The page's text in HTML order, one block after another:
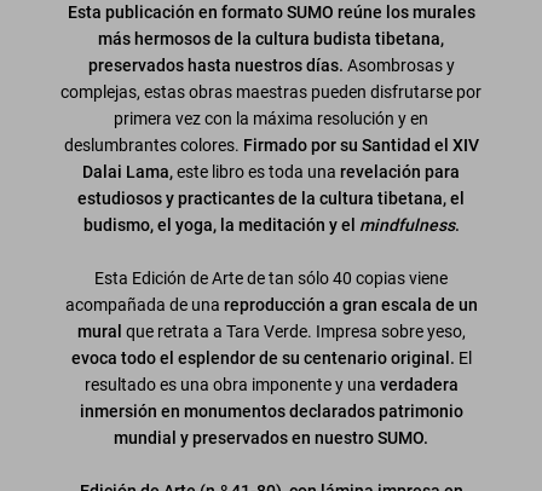
Esta publicación en formato SUMO reúne los murales
más hermosos de la cultura budista tibetana,
preservados hasta nuestros días. Asombrosas y
complejas, estas obras maestras pueden disfrutarse por
primera vez con la máxima resolución y en
deslumbrantes colores. Firmado por su Santidad el XIV
Dalai Lama,este libro es toda una revelación para
estudiosos y practicantes de la cultura tibetana, el
budismo, el yoga, la meditación y el mindfulness.
Esta Edición de Arte de tan sólo 40 copias viene
acompañada de una reproducción a gran escala de un
mural que retrata a Tara Verde. Impresa sobre yeso,
evoca todo el esplendor de su centenario original. El
resultado es una obra imponente y una verdadera
inmersión en monumentos declarados patrimonio
mundial y preservados en nuestro SUMO.